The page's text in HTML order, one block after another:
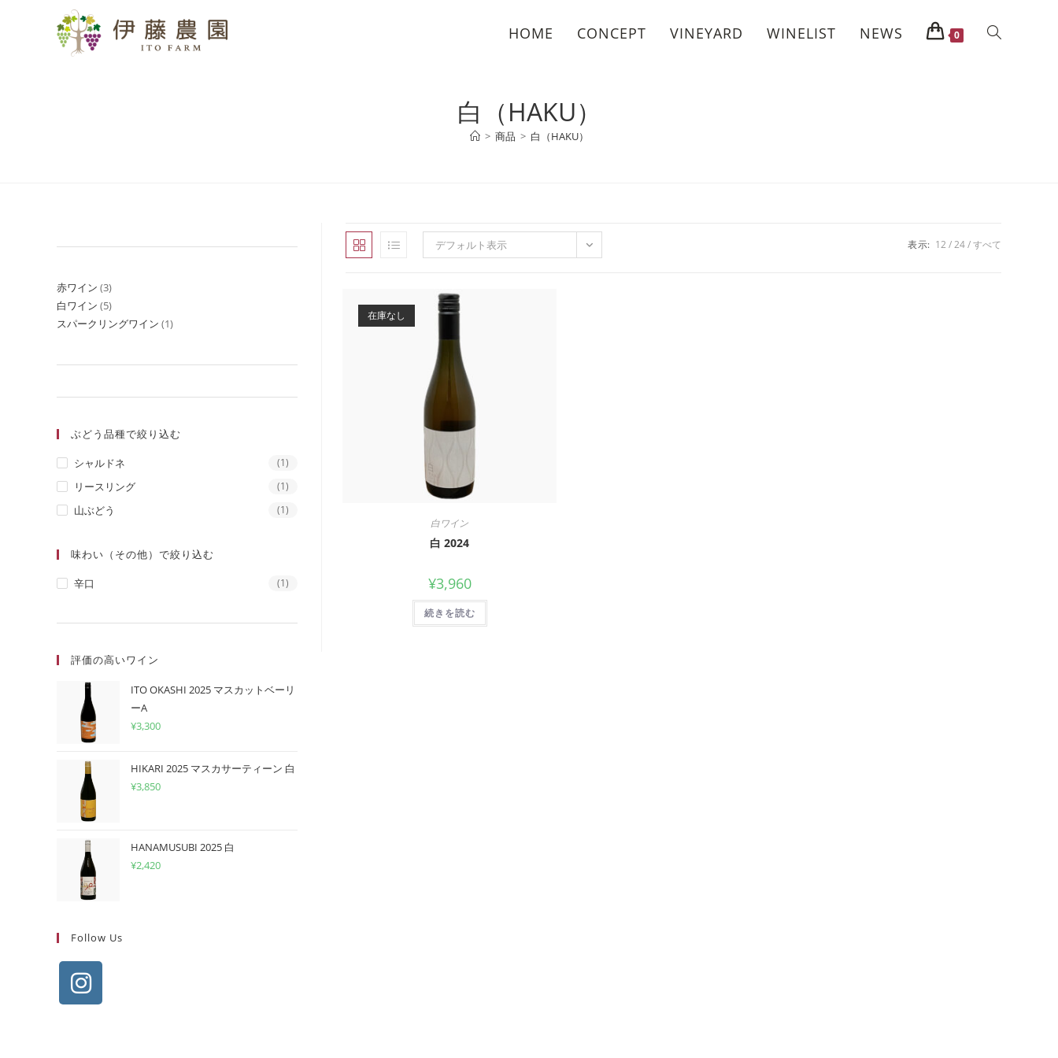
HOME CONCEPT VINEYARD WINELIST NEWS 0
白（HAKU）
> 商品 > 白（HAKU）
デフォルト表示 表示: 12 24 すべて
在庫なし
白ワイン
白 2024
¥3,960
続きを読む
赤ワイン 3
白ワイン 5
スパークリングワイン 1
ぶどう品種で絞り込む
シャルドネ (1)
リースリング (1)
山ぶどう (1)
味わい（その他）で絞り込む
辛口 (1)
評価の高いワイン
ITO OKASHI 2025 マスカットベーリ
ーA
¥3,300
HIKARI 2025 マスカサーティーン 白
¥3,850
HANAMUSUBI 2025 白
¥2,420
Follow Us